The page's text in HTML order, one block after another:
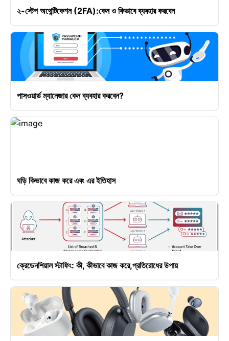
২-স্টেপ অথেন্টিকেশন (2FA):কেন ও কিভাবে ব্যবহার করবেন
পাসওয়ার্ড ম্যানেজার কেন ব্যবহার করবেন?
ঘড়ি কিভাবে কাজ করে এবং এর ইতিহাস
ক্রেডেনশিয়াল স্টাফিং: কী, কীভাবে কাজ করে,প্রতিরোধের উপায়